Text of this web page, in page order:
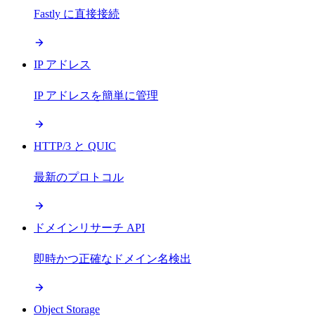
Fastly に直接接続
IP アドレス
IP アドレスを簡単に管理
HTTP/3 と QUIC
最新のプロトコル
ドメインリサーチ API
即時かつ正確なドメイン名検出
Object Storage